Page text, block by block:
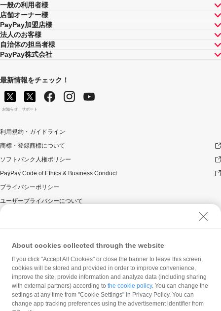
す）。ただし、上記上限は、マイナポイント付与期間中
（2020年9月1日～2021年3月31日）のお支払いに適用さ
れるものであり、2021年4月1日以降は変更予定です。
キャンペーン内容および適用条件を予告なく変更する場
合や、キャンペーン自体を予告なく中止する場合があり
ます。
場合は、本キャンペーンの対象とはなりませんのでご注
意ください。
対象のお支払方法にてお支払いいただいた際に、仮に本
キャンペーンを適用すると、本キャンペーンによるキャ
相当となるよう付与いたします（付与額の合計がキャン
ペーン期間中20,000円相当を超えることはございませ
ついて取消し、無効または解除（合意解除を含み、以下
「取消し等」といいます。）となった場合、理由の如何
し等の対象決済についてのPayPayボーナスの付与は全て
返金の有無にかかわらず、「キャンペーン期間中の付与
合計」は、当該取消し等をした時点から将来に向かって
のみ減額されます。そのため、「キャンペーン期間中の
付与合計」が20,000円相当に到達して以降に取消し等を
行った方が、当該取消し等の前に、PayPay決済をしてい
た場合であっても、当該取消し等によって取消し等の前
に行った決済が本キャンペーンの対象となることはあり
ません。
一般の利用者様
店舗オーナー様
PayPay加盟店様
法人のお客様
自治体の担当者様
PayPay株式会社
最新情報をチェック！
お知らせ サポート
利用規約・ガイドライン
商標・登録商標について
ソフトバンク人権ポリシー
PayPay Code of Ethics & Business Conduct
プライバシーポリシー
ユーザープライバシーについて
ウェブサイト利用規約
反社会的勢力に対する方針
勧誘方針
マネロン等基本方針
カスタマーハラスメントに関する当社の考え方
About cookies collected through the website
If you click "Accept All Cookies" or close the banner to leave this screen,
cookies will be stored and provided in order to improve convenience,
improve the site, provide information and analyze data (including sharing
with external partners) according to the cookie policy. You can change the
settings at any time from "Cookie Settings" in Privacy Policy. You can
change app tracking preferences using the advertisement identifier from